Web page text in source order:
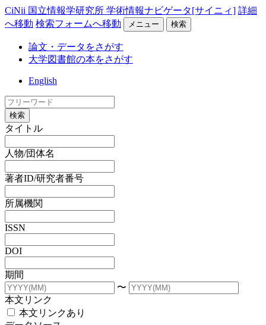
CiNii 国立情報学研究所 学術情報ナビゲータ[サイニィ] 詳細
へ移動 検索フォームへ移動 メニュー 検索
論文・データをさがす
大学図書館の本をさがす
English
検索
タイトル
人物/団体名
著者ID/研究者番号
所属機関
ISSN
DOI
期間
〜
本文リンク
本文リンクあり